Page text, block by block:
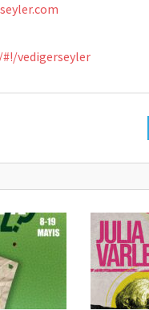
vedigerseyler